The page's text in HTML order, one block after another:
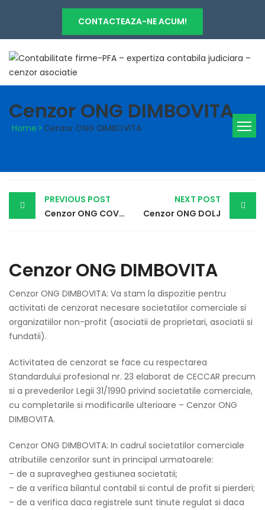
CONTACTEAZA-NE ACUM!
Cenzor ONG DIMBOVITA
Home > Cenzor ONG DIMBOVITA
Post
navigation
PREVIOUS POST
Cenzor ONG COVASNA
NEXT POST
Cenzor ONG DOLJ
Cenzor ONG DIMBOVITA
Cenzor ONG DIMBOVITA: Va stam la dispozitie pentru
activitati de cenzorat necesare societatilor comerciale si
organizatiilor non-profit (asociatii de proprietari, asociatii si
fundatii).
Activitatea de cenzorat se face cu respectarea
Standardului profesional nr. 23 elaborat de CECCAR precum
si a prevederilor Legii 31/1990 privind societatile comerciale,
cu completarile si modificarile ulterioare – Cenzor ONG
DIMBOVITA.
Cenzor ONG DIMBOVITA: In cadrul societatilor comerciale
atributiile cenzorilor sunt in principal urmatoarele:
– de a supraveghea gestiunea societatii;
– de a verifica bilantul contabil si contul de profit si pierderi;
– de a verifica daca registrele sunt tinute regulat si daca